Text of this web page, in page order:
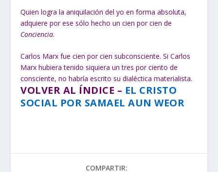
Quien logra la aniquilación del yo en forma absoluta,
adquiere por ese sólo hecho un cien por cien de
Conciencia.
Carlos Marx fue cien por cien subconsciente. Si Carlos
Marx hubiera tenido siquiera un tres por ciento de
consciente, no habría escrito su dialéctica materialista.
VOLVER AL ÍNDICE – EL CRISTO
SOCIAL POR SAMAEL AUN WEOR
COMPARTIR: